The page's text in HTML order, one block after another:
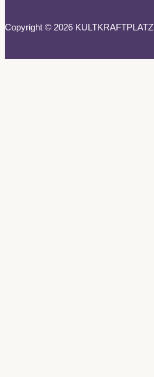
Copyright © 2026 KULTKRAFTPLATZ